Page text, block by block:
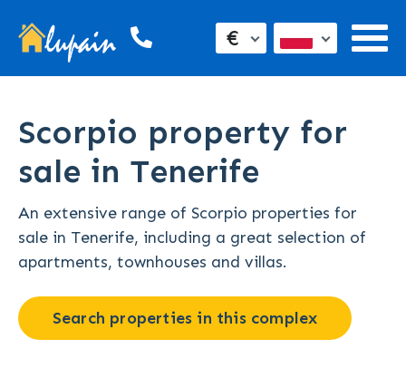
€
Scorpio property for
sale in Tenerife
An extensive range of Scorpio properties for
sale in Tenerife, including a great selection of
apartments, townhouses and villas.
Search properties in this complex